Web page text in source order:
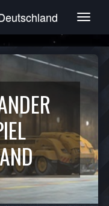
T
g
e
v
g
a
t
i
o
n